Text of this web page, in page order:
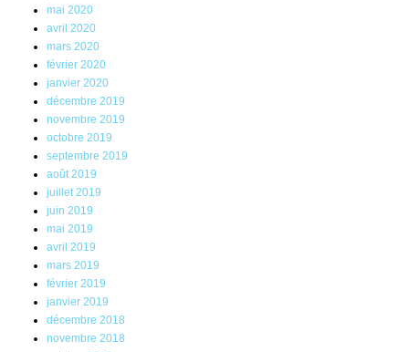
mai 2020
avril 2020
mars 2020
février 2020
janvier 2020
décembre 2019
novembre 2019
octobre 2019
septembre 2019
août 2019
juillet 2019
juin 2019
mai 2019
avril 2019
mars 2019
février 2019
janvier 2019
décembre 2018
novembre 2018